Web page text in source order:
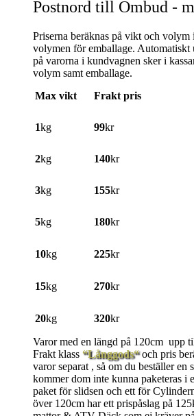
Postnord till Ombud -
Priserna beräknas på vikt och
volymen för emballage.
på varorna i kundvagnen sker i
volym samt emballage.
Max vikt
Frakt pris
1kg 99kr
2kg 140kr
3kg 155kr
5kg 180kr
10kg 225kr
15kg 270kr
20kg 320kr
Varor med en längd på 120cm upp
Frakt klass “Långgods“och pris
varor separat , så om du beställer en
kommer dom inte kunna paketeras i
paket för slidsen och ett för
över 120cm har ett prispåslag på